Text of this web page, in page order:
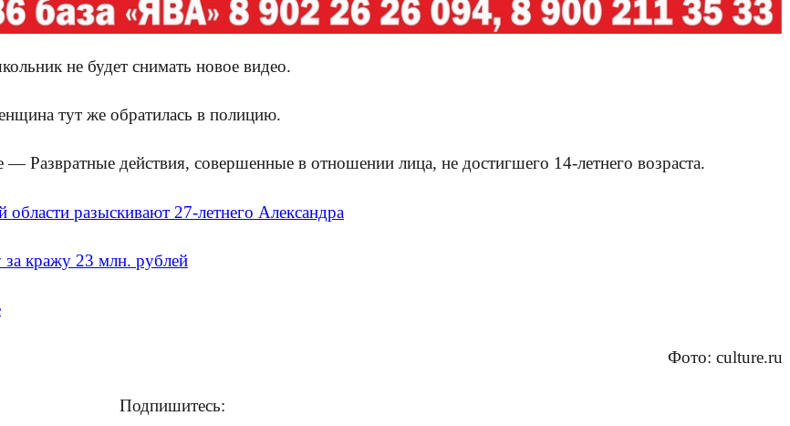
не будет снимать новое видео.
тут же обратилась в полицию.
— Развратные действия, совершенные в отношении лица, не достигшего 14-летнего возраста.
области разыскивают 27-летнего Александра
за кражу 23 млн. рублей
Фото: culture.ru
Подпишитесь: